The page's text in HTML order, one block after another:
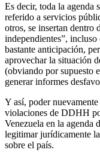
Es decir, toda la agenda
referido a servicios
otros, se insertan dentro
independientes”, incluso
bastante anticipación,
aprovechar la situación
(obviando por supuesto
generar informes
Y así, poder
violaciones de DDHH
Venezuela en la agenda
legitimar jurídicamente
sobre el país.